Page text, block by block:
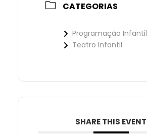
CATEGORIAS
Programação Infantil
Teatro Infantil
SHARE THIS EVENT